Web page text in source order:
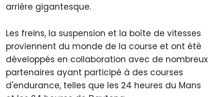
arrière gigantesque.
Les freins, la suspension et la boîte de vitesses
proviennent du monde de la course et ont été
développés en collaboration avec de nombreux
partenaires ayant participé à des courses
d'endurance, telles que les 24 heures du Mans